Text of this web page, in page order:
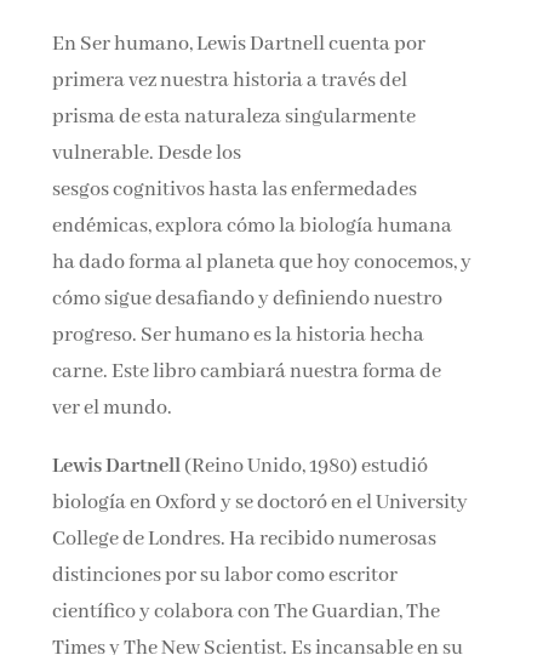
En Ser humano, Lewis Dartnell cuenta por
primera vez nuestra historia a través del
prisma de esta naturaleza singularmente
vulnerable. Desde los
sesgos cognitivos hasta las enfermedades
endémicas, explora cómo la biología humana
ha dado forma al planeta que hoy conocemos, y
cómo sigue desafiando y definiendo nuestro
progreso. Ser humano es la historia hecha
carne. Este libro cambiará nuestra forma de
ver el mundo.
Lewis Dartnell(Reino Unido, 1980) estudió
biología en Oxford y se doctoró en el University
College de Londres. Ha recibido numerosas
distinciones por su labor como escritor
científico y colabora con The Guardian, The
Times y The New Scientist. Es incansable en su